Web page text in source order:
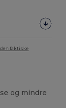
faktiske
og mindre